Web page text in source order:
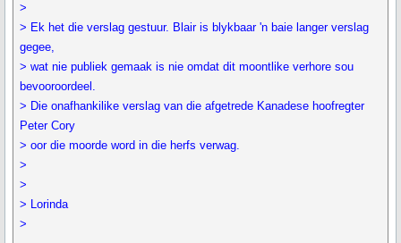
>
> Ek het die verslag gestuur. Blair is blykbaar 'n baie langer verslag
gegee,
> wat nie publiek gemaak is nie omdat dit moontlike verhore sou
bevooroordeel.
> Die onafhankilike verslag van die afgetrede Kanadese hoofregter
Peter Cory
> oor die moorde word in die herfs verwag.
>
>
> Lorinda
>